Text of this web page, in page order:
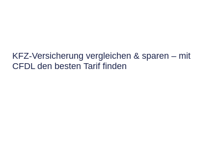
KFZ-Versicherung vergleichen & sparen – mit
CFDL den besten Tarif finden